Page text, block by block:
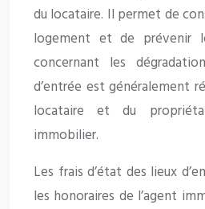
du locataire. Il permet de
logement et de prévenir
concernant les
d’entrée est généralement
locataire et du
immobilier.
Les frais d’état des lieux
les honoraires de l’agent